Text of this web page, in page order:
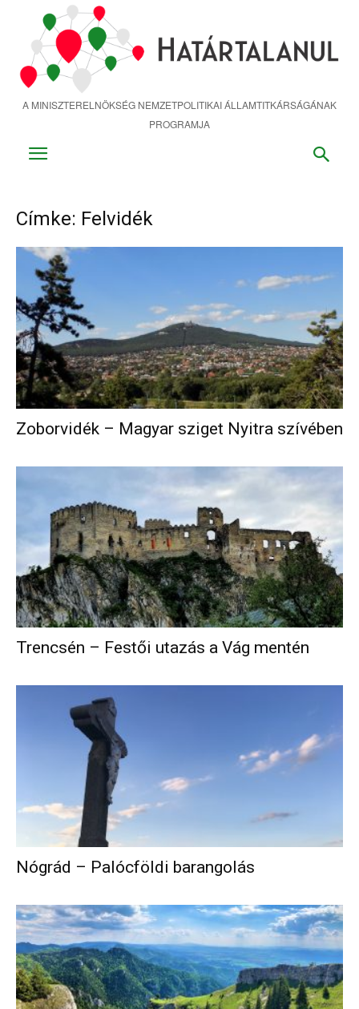
tartalomra
A MINISZTERELNÖKSÉG NEMZETPOLITIKAI ÁLLAMTITKÁRSÁGÁNAK
PROGRAMJA
Címke: Felvidék
Zoborvidék – Magyar sziget Nyitra szívében
Trencsén – Festői utazás a Vág mentén
Nógrád – Palócföldi barangolás